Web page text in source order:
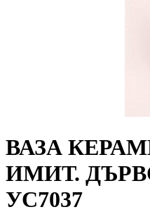
ВАЗА
ИМИТ.
УС7037